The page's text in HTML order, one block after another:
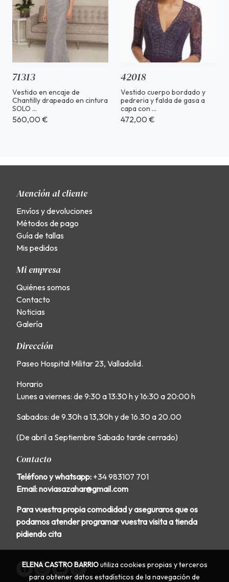
71313
Vestido en encaje de
Chantilly drapeado en cintura
SOLO ...
560,00 €
42018
Vestido cuerpo bordado y
pedreria y falda de gasa a
capa con ...
472,00 €
Atención al cliente
Envíos y devoluciones
Métodos de pago
Guía de tallas
Mis pedidos
Mi empresa
Quiénes somos
Contacto
Noticias
Galería
Dirección
Paseo Hospital Militar 23, Valladolid.
Horario
Lunes a viernes: de 9:30 a 13:30 h y 16:30 a 20:00 h
Sabados: de 9.30h a 13,30h y de 16.30 a 20.00
(De abril a Septiembre Sabado tarde cerrado)
Contacto
Teléfono y whatsapp: +34 983107 701
Email: noviasazahar@gmail.com
Para vuestra propia comodidad y aseguraros que os
podamos atender programar vuestra visita a tienda
pidiendo cita
ELENA CASTRO BARRIOutiliza cookies propias y terceros
para obtener datos estadísticos de la navegación de